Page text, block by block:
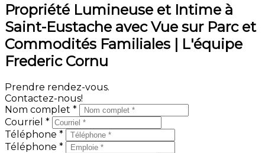
Propriété Lumineuse et Intime à
Saint-Eustache avec Vue sur Parc et
Commodités Familiales | L'équipe
Frederic Cornu
Prendre rendez-vous.
Contactez-nous!
Nom complet *
Courriel *
Téléphone *
Téléphone *